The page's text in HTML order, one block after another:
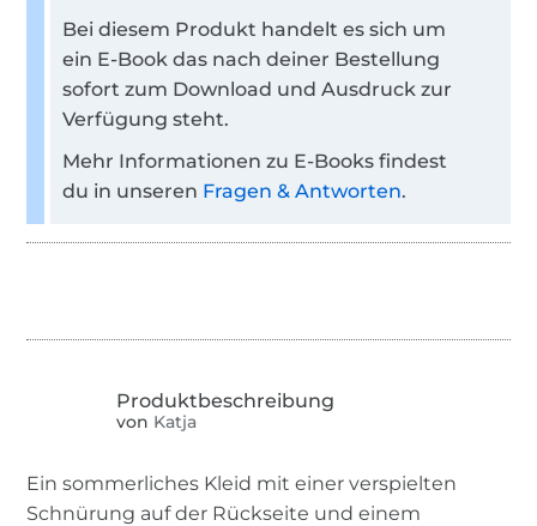
Bei diesem Produkt handelt es sich um
ein E-Book das nach deiner Bestellung
sofort zum Download und Ausdruck zur
Verfügung steht.
Mehr Informationen zu E-Books findest
du in unseren Fragen & Antworten.
von Katja
Ein sommerliches Kleid mit einer verspielten
Schnürung auf der Rückseite und einem